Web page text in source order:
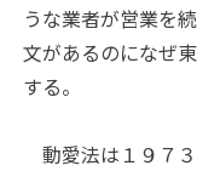
うな業者が営業を
文があるのになぜ
する。
動愛法は１９７